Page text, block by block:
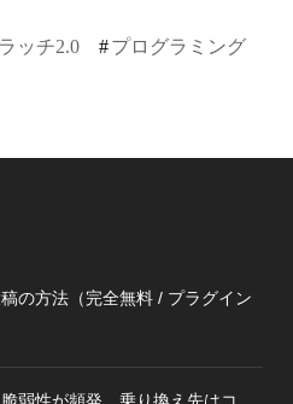
ッチ2.0 プログラミング
の方法（完全無料 / プラグイン